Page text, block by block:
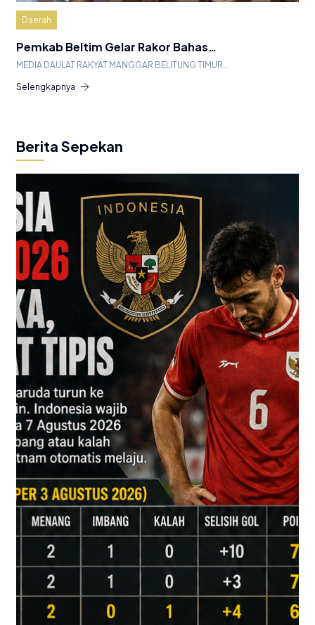
Daerah
Pemkab Beltim Gelar Rakor Bahas…
MEDIA DAULAT RAKYAT MANGGAR BELITUNG TIMUR…
Selengkapnya
Berita Sepekan